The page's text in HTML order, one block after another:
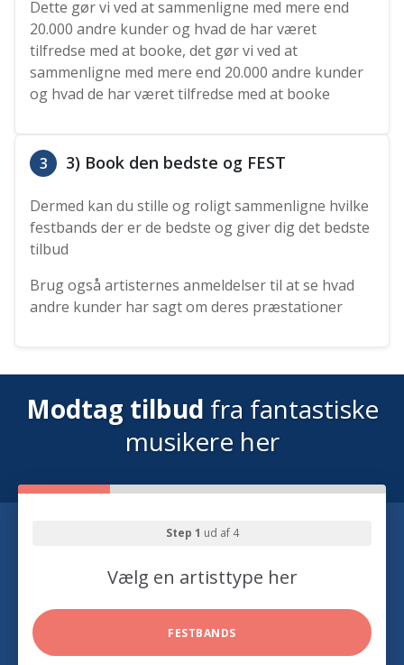
Dette gør vi ved at sammenligne med mere end
20.000 andre kunder og hvad de har været
tilfredse med at booke, det gør vi ved at
sammenligne med mere end 20.000 andre kunder
og hvad de har været tilfredse med at booke
3 3) Book den bedste og FEST
Dermed kan du stille og roligt sammenligne hvilke
festbands der er de bedste og giver dig det bedste
tilbud
Brug også artisternes anmeldelser til at se hvad
andre kunder har sagt om deres præstationer
Modtag tilbud fra fantastiske
musikere her
Step 1 ud af 4
Vælg en artisttype her
FESTBANDS